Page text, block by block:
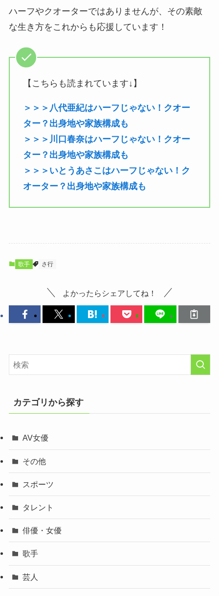
ハーフやクオーターではありませんが、その素敵
な生き方をこれからも応援しています！
【こちらも読まれています↓】
＞＞＞八代亜紀はハーフじゃない！クオー
ター？出身地や家族構成も
＞＞＞川口春奈はハーフじゃない！クオー
ター？出身地や家族構成も
＞＞＞いとうあさこはハーフじゃない！ク
オーター？出身地や家族構成も
歌手 さ行
よかったらシェアしてね！
カテゴリから探す
AV女優
その他
スポーツ
タレント
俳優・女優
歌手
芸人